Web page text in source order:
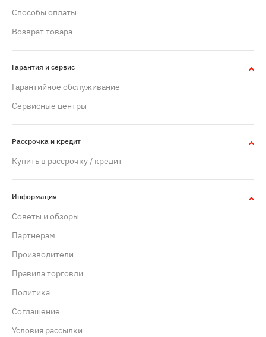
Способы оплаты
Возврат товара
Гарантия и сервис
Гарантийное обслуживание
Сервисные центры
Рассрочка и кредит
Купить в рассрочку / кредит
Информация
Советы и обзоры
Партнерам
Производители
Правила торговли
Политика
Cоглашение
Условия рассылки